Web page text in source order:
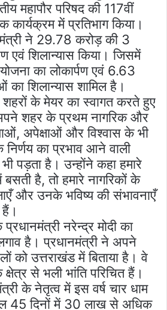
महापौर परिषद की 117वीं
कार्यक्रम में प्रतिभाग किया।
ने 29.78 करोड़ की 3
एवं शिलान्यास किया। जिसमें
का लोकार्पण एवं 6.63
शिलान्यास शामिल है।
शहरों के मेयर का स्वागत करते हुए
शहर के प्रथम नागरिक और
अपेक्षाओं और विश्वास के भी
का प्रभाव आने वाली
भी पड़ता है। उन्होंने कहा हमारे
है, तो हमारे नागरिकों के
और उनके भविष्य की संभावनाएँ
नरेन्द्र मोदी का
है। प्रधानमंत्री ने अपने
को उत्तराखंड में बिताया है। वे
से भली भांति परिचित हैं।
के नेतृत्व में इस वर्ष चार धाम
45 दिनों में 30 लाख से अधिक